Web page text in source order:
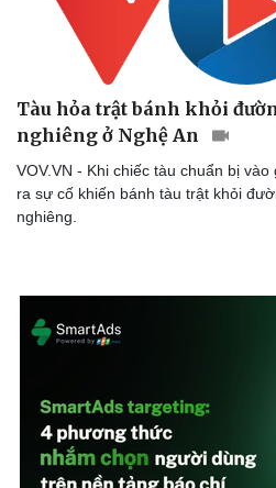
Tàu hỏa trật bánh khỏi
nghiêng ở Nghệ An
VOV.VN - Khi chiếc tàu chuẩn bị
ra sự cố khiến bánh tàu trật khỏi
nghiêng.